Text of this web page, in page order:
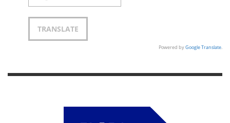
Powered byGoogle Translate.